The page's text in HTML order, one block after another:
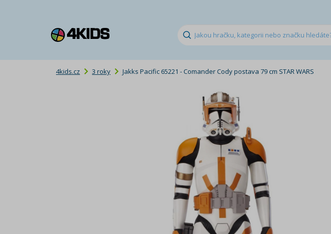
4kids.cz 3 roky Jakks Pacific 65221 - Comander Cody postava 79 cm STAR WARS